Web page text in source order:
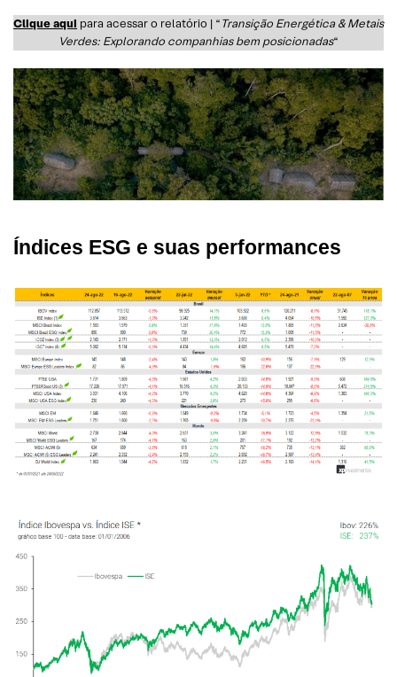
Clique aqui para acessar o relatório | “Transição Energética & Metais
Verdes: Explorando companhias bem posicionadas“
Índices ESG e suas performances